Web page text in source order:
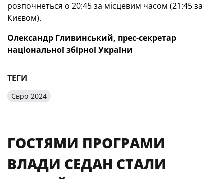
розпочнеться о 20:45 за місцевим часом (21:45 за
Києвом).
Олександр Гливинський, прес-секретар
національної збірної України
ТЕГИ
Євро-2024
ГОСТЯМИ ПРОГРАМИ
ВЛАДИ СЕДАН СТАЛИ